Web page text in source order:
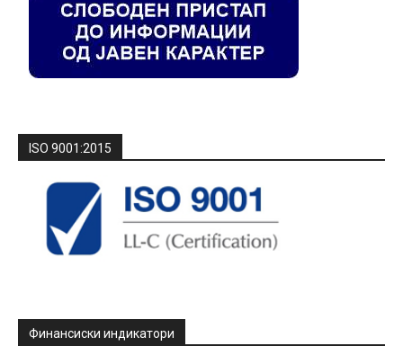
ISO 9001:2015
Финансиски индикатори